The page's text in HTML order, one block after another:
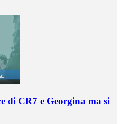
di CR7 e Georgina ma si